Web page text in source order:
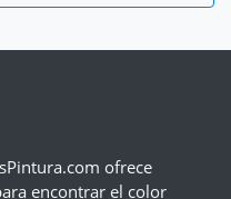
ofrece
encontrar el color